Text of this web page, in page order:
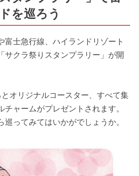
を巡ろう
富士急行線、ハイランドリゾート
サクラ祭りスタンプラリー」が開
オリジナルコースター、すべて集
チャームがプレゼントされます。
巡ってみてはいかがでしょうか。